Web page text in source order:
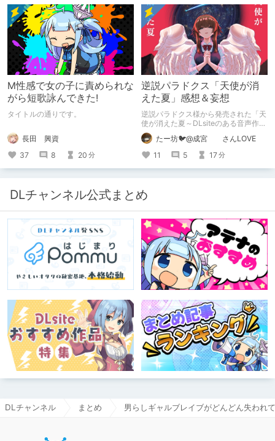
M性感で女の子に責められな
がら短歌詠んできた!
タイトルの通りです。
長田 興資
37
8 20 分
逆説パラドクス「天使が消
えた夏」感想＆妄想
逆説パラドクス様から発売された「天
使が消えた夏～DLsiteのある音声作品
について～」の感想です。 妄想も多
いです。たー坊🐦@成宮 さんLOVE
11
5 17分
DLチャンネル公式まとめ
DLチャンネル まとめ 男らしギャルブレイブがどんどん失われ